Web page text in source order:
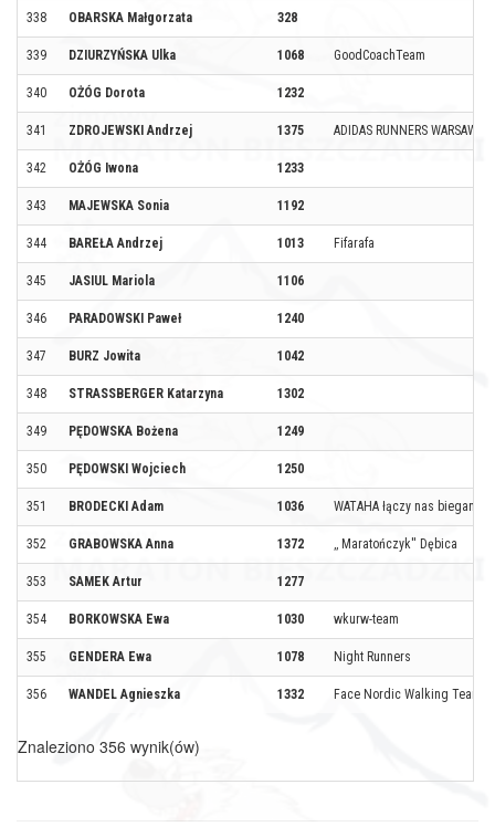
338 OBARSKA Małgorzata 328
339 DZIURZYŃSKA Ulka 1068 GoodCoachTeam
340 OŻÓG Dorota 1232
341 ZDROJEWSKI Andrzej 1375 ADIDAS RUNNERS WARSAW
342 OŻÓG Iwona 1233
343 MAJEWSKA Sonia 1192
344 BAREŁA Andrzej 1013 Fifarafa
345 JASIUL Mariola 1106
346 PARADOWSKI Paweł 1240
347 BURZ Jowita 1042
348 STRASSBERGER Katarzyna 1302
349 PĘDOWSKA Bożena 1249
350 PĘDOWSKI Wojciech 1250
351 BRODECKI Adam 1036 WATAHA łączy nas bieganie
352 GRABOWSKA Anna 1372 ‚‚ Maratończyk'' Dębica
353 SAMEK Artur 1277
354 BORKOWSKA Ewa 1030 wkurw-team
355 GENDERA Ewa 1078 Night Runners
356 WANDEL Agnieszka 1332 Face Nordic Walking Team
Znaleziono 356 wynik(ów)